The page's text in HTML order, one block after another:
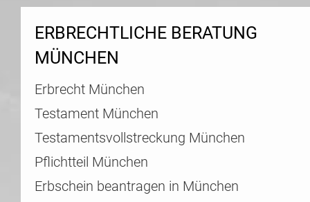
ERBRECHTLICHE BERATUNG
MÜNCHEN
Erbrecht München
Testament München
Testamentsvollstreckung München
Pflichtteil München
Erbschein beantragen in München